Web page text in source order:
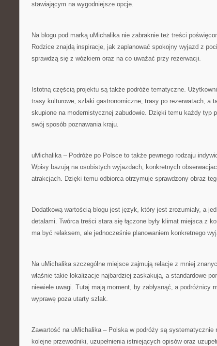
stawiającym na wygodniejsze opcje.
Na blogu pod marką uMichalika nie zabraknie też treści
Rodzice znajdą inspiracje, jak zaplanować spokojny wyjazd z
sprawdzą się z wózkiem oraz na co uważać przy rezerwacji.
Istotną częścią projektu są także podróże tematyczne.
trasy kulturowe, szlaki gastronomiczne, trasy po rezerwatach, a
skupione na modernistycznej zabudowie. Dzięki temu każdy typ
swój sposób poznawania kraju.
uMichalika – Podróże po Polsce to także pewnego rodzaju
Wpisy bazują na osobistych wyjazdach, konkretnych
atrakcjach. Dzięki temu odbiorca otrzymuje sprawdzony obraz
Dodatkową wartością blogu jest język, który jest zrozumiały, a
detalami. Twórca treści stara się łączone były klimat miejsca z
ma być relaksem, ale jednocześnie planowaniem konkretnego
Na uMichalika szczególne miejsce zajmują relacje z mniej
właśnie takie lokalizacje najbardziej zaskakują, a standardowe
niewiele uwagi. Tutaj mają moment, by zabłysnąć, a podróżnicy
wyprawę poza utarty szlak.
Zawartość na uMichalika – Polska w podróży są systematycznie
kolejne przewodniki, uzupełnienia istniejących opisów oraz